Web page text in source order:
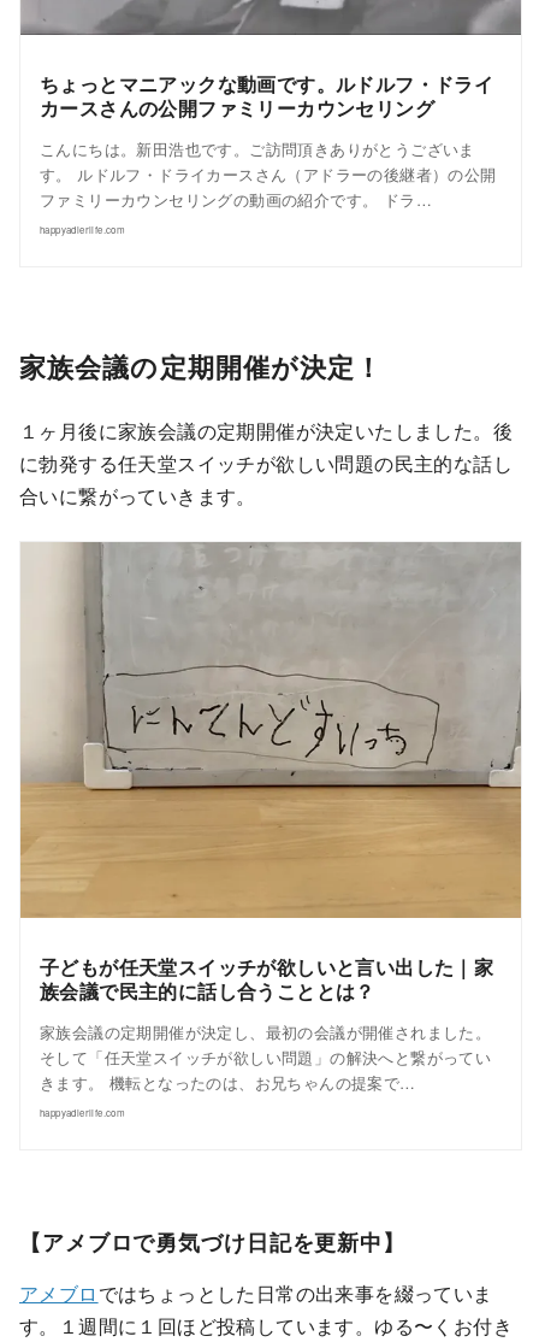
ちょっとマニアックな動画です。ルドルフ・ドライ
カースさんの公開ファミリーカウンセリング
こんにちは。新田浩也です。ご訪問頂きありがとうございま
す。 ルドルフ・ドライカースさん（アドラーの後継者）の公開
ファミリーカウンセリングの動画の紹介です。 ドラ…
happyadlerlife.com
家族会議の定期開催が決定！
１ヶ月後に家族会議の定期開催が決定いたしました。後
に勃発する任天堂スイッチが欲しい問題の民主的な話し
合いに繋がっていきます。
子どもが任天堂スイッチが欲しいと言い出した｜家
族会議で民主的に話し合うこととは？
家族会議の定期開催が決定し、最初の会議が開催されました。
そして「任天堂スイッチが欲しい問題」の解決へと繋がってい
きます。 機転となったのは、お兄ちゃんの提案で…
happyadlerlife.com
【アメブロで勇気づけ日記を更新中】
アメブロ ではちょっとした日常の出来事を綴っていま
す。１週間に１回ほど投稿しています。ゆる〜くお付き